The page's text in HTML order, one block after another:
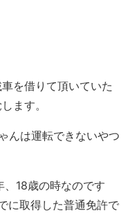
を借りて頂いていた
ます。
んは運転できないやつ
18歳の時なのです
に取得した普通免許で